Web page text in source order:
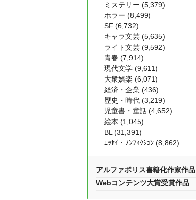
ミステリー (5,379)
ホラー (8,499)
SF (6,732)
キャラ文芸 (5,635)
ライト文芸 (9,592)
青春 (7,914)
現代文学 (9,611)
大衆娯楽 (6,071)
経済・企業 (436)
歴史・時代 (3,219)
児童書・童話 (4,652)
絵本 (1,045)
BL (31,391)
ｴｯｾｲ・ﾉﾝﾌｨｸｼｮﾝ (8,862)
アルファポリス書籍化作家作品
Webコンテンツ大賞受賞作品